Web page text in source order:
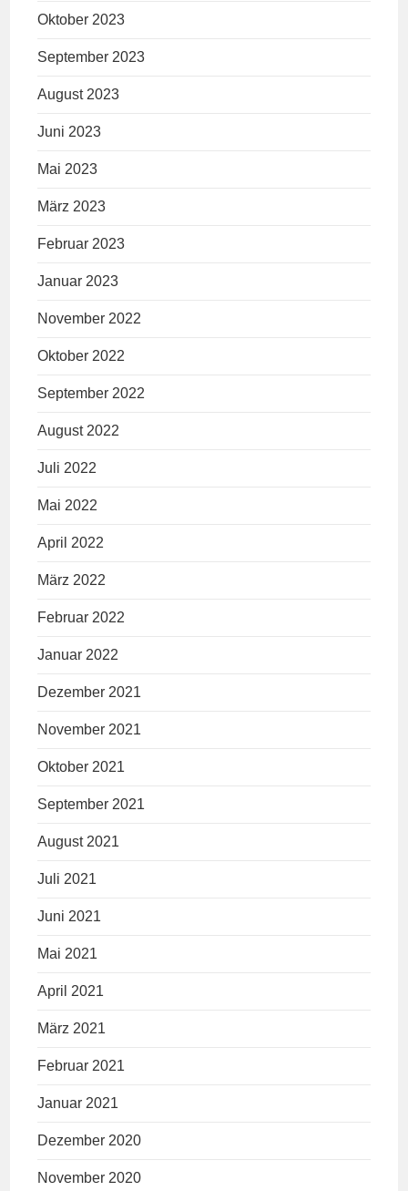
Oktober 2023
September 2023
August 2023
Juni 2023
Mai 2023
März 2023
Februar 2023
Januar 2023
November 2022
Oktober 2022
September 2022
August 2022
Juli 2022
Mai 2022
April 2022
März 2022
Februar 2022
Januar 2022
Dezember 2021
November 2021
Oktober 2021
September 2021
August 2021
Juli 2021
Juni 2021
Mai 2021
April 2021
März 2021
Februar 2021
Januar 2021
Dezember 2020
November 2020